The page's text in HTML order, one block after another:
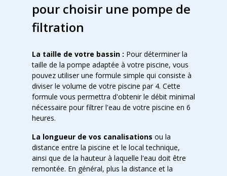
pour choisir une pompe de
filtration
La taille de votre bassin : Pour déterminer la
taille de la pompe adaptée à votre piscine, vous
pouvez utiliser une formule simple qui consiste à
diviser le volume de votre piscine par 4. Cette
formule vous permettra d'obtenir le débit minimal
nécessaire pour filtrer l'eau de votre piscine en 6
heures.
La longueur de vos canalisations ou la
distance entre la piscine et le local technique,
ainsi que de la hauteur à laquelle l'eau doit être
remontée. En général, plus la distance et la